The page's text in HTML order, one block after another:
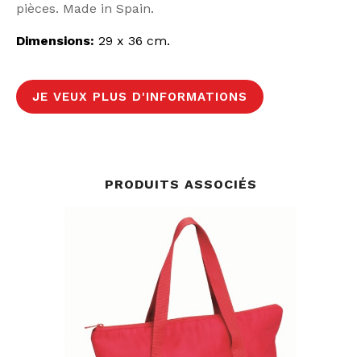
pièces. Made in Spain.
Dimensions: 29 x 36 cm.
JE VEUX PLUS D'INFORMATIONS
PRODUITS ASSOCIÉS